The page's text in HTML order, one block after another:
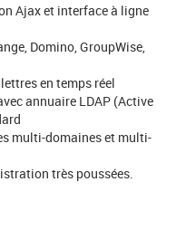
Ajax et interface à ligne
Domino, GroupWise,
en temps réel
annuaire LDAP (Active
multi-domaines et multi-
très poussées.